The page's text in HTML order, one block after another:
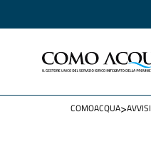
COMOACQUA>AVVISI